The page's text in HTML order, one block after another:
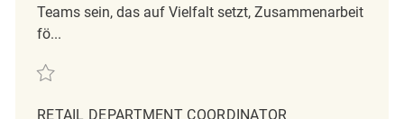
Teams sein, das auf Vielfalt setzt, Zusammenarbeit
fö...
Retten Retail Department Coordinator REQ142409
RETAIL DEPARTMENT COORDINATOR